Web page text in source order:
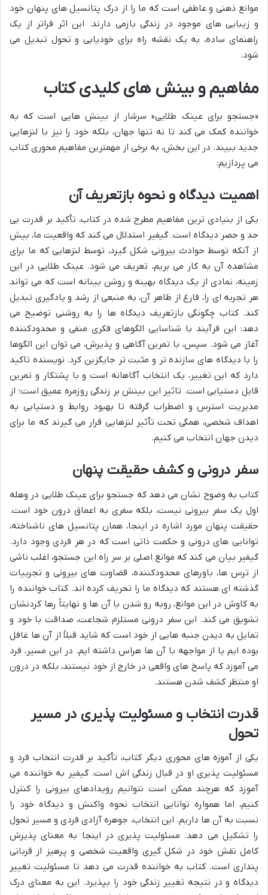
موانع ذهنی و عاطفی است که ما را از درک پتانسیل های پنهان خود
و زیبایی های موجود در زندگی بازمی دارند. این اثر فراتر از یک
راهنمای ساده، به یک نقشه راه برای خودیابی و تحول تبدیل می
شود.
مفاهیم و بینش های کلیدی کتاب
«جستجو برای عینک طلایی» سرشار از بینش هایی است که به
خواننده کمک می کند تا نه تنها جهان، بلکه خود را نیز با لنزهایی
جدید ببیند. در این بخش، به برخی از مهمترین مفاهیم محوری کتاب
می پردازیم:
اهمیت دیدگاه و نحوه بازتعریف آن
یکی از بنیادی ترین مفاهیم مطرح شده در کتاب، تأکید بر قدرت بی
حد و حصر دیدگاه است. گیفیر استدلال می کند که واقعیت ما، بیش
از آنکه توسط حوادث بیرونی شکل گیرد، توسط لنزهایی که ما برای
مشاهده آن به کار می بریم، تعریف می شود. عینک طلایی در این
زمینه، نمادی از یک دیدگاه بهینه و روشن بینانه است که می تواند
هر تجربه ای را، فارغ از ظاهر آن، به منبعی از رشد و یادگیری تبدیل
کند. کتاب چگونگی بازتعریف دیدگاه ها را به روشنی توضیح می
دهد: این فرآیند با شناسایی الگوهای فکری منفی و محدودکننده
آغاز می شود. سپس، با تمرین آگاهی و پذیرش، می توان این الگوها
را با دیدگاه های سازنده تر و مثبت تر جایگزین کرد. نویسنده تاکید
دارد که این تغییر، یک انتخاب آگاهانه است و با پشتکار و تمرین
قابل دستیابی است. تاثیر این بینش بر زندگی روزمره عمیق است؛ از
مدیریت استرس و اضطراب گرفته تا بهبود روابط و دستیابی به
اهداف شخصی، همگی تحت تأثیر لنزهایی قرار می گیرند که ما برای
دیدن جهان انتخاب می کنیم.
سفر درونی و کشف حقیقت پنهان
کتاب به وضوح نشان می دهد که جستجو برای عینک طلایی در وهله
اول یک سفر بیرونی نیست، بلکه سفری به اعماق درون خود است.
حقیقت پنهان مورد اشاره در اینجا، همان پتانسیل های ناشناخته،
توانایی های درونی و حکمت ذاتی است که در هر فردی وجود دارد.
گیفیر بیان می کند که موانع اصلی بر سر راه این جستجو، اغلب ناشی
از ترس ها، باورهای محدودکننده، قضاوت های بیرونی و تجربیات
گذشته ای هستند که دیدگاه ما را تحریف کرده اند. کتاب خواننده را
به کاوش در این موانع، روبه رو شدن با آن ها و نهایتاً رها کردنشان
تشویق می کند. این سفر درونی مستلزم شجاعت، صداقت با خود و
تمایل به دیدن جنبه هایی از خود است که شاید قبلاً از آن ها غافل
بوده ایم یا از مواجهه با آن ها هراس داشته ایم. در این مسیر، فرد
می آموزد که پاسخ های واقعی در خارج از خود نیستند، بلکه در درون
او منتظر کشف شدن هستند.
قدرت انتخاب و مسئولیت پذیری در مسیر
تحول
یکی از آموزه های محوری دیگر کتاب، تأکید بر قدرت انتخاب فرد و
مسئولیت پذیری او در قبال زندگی اش است. گیفیر به خواننده می
آموزد که هرچند ممکن است نتوانیم رویدادهای بیرونی را کنترل
کنیم، اما همواره توانایی انتخاب نحوه واکنش و دیدگاه خود را
نسبت به آن ها داریم. این انتخاب، جوهره آزادی فردی و مسیر تحول
را تشکیل می دهد. مسئولیت پذیری در اینجا به معنای پذیرش
کامل نقش خود در شکل گیری واقعیت شخصی و پرهیز از قربانی
پنداری است. کتاب به خواننده قدرت می دهد تا مسئولیت تغییر
دیدگاه و در نتیجه تغییر زندگی خود را بپذیرد. این به معنای درک